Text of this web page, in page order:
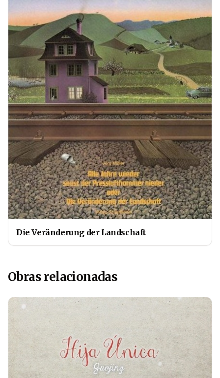
Die Veränderung der Landschaft
Obras relacionadas